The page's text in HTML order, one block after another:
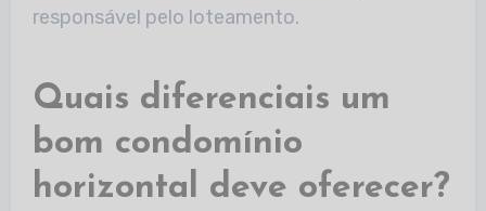
responsável pelo loteamento.
Quais diferenciais um
bom condomínio
horizontal deve oferecer?